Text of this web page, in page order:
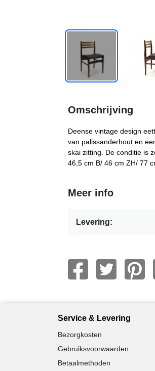
Omschrijving
Deense vintage design
van palissanderhout en
skai zitting. De conditie is
46,5 cm B/ 46 cm ZH/ 77
Meer info
Levering:
Service & Levering
Bezorgkosten
Gebruiksvoorwaarden
Betaalmethoden